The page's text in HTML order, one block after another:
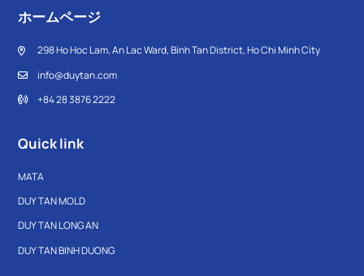
ホームページ
298 Ho Hoc Lam, An Lac Ward, Binh Tan District, Ho Chi Minh City
info@duytan.com
+84 28 3876 2222
Quick link
MATA
DUY TAN MOLD
DUY TAN LONG AN
DUY TAN BINH DUONG